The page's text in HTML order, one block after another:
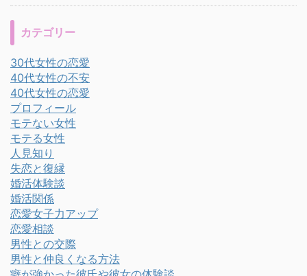
カテゴリー
30代女性の恋愛
40代女性の不安
40代女性の恋愛
プロフィール
モテない女性
モテる女性
人見知り
失恋と復縁
婚活体験談
婚活関係
恋愛女子力アップ
恋愛相談
男性との交際
男性と仲良くなる方法